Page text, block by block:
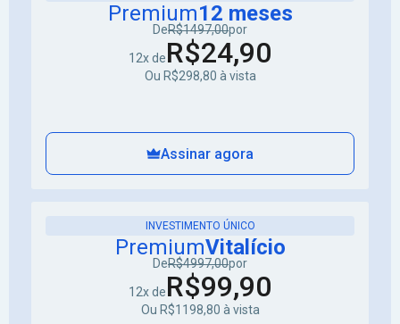
Premium12 meses
DeR$1497,00por
12x deR$24,90
Ou R$298,80 à vista
Assinar agora
INVESTIMENTO ÚNICO
PremiumVitalício
DeR$4997,00por
12x deR$99,90
Ou R$1198,80 à vista